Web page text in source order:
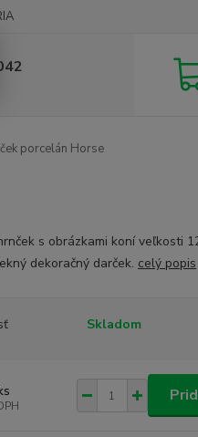
porcelán Horse
s obrázkami koní veľkosti
dekoračný darček. celý popis
Skladom